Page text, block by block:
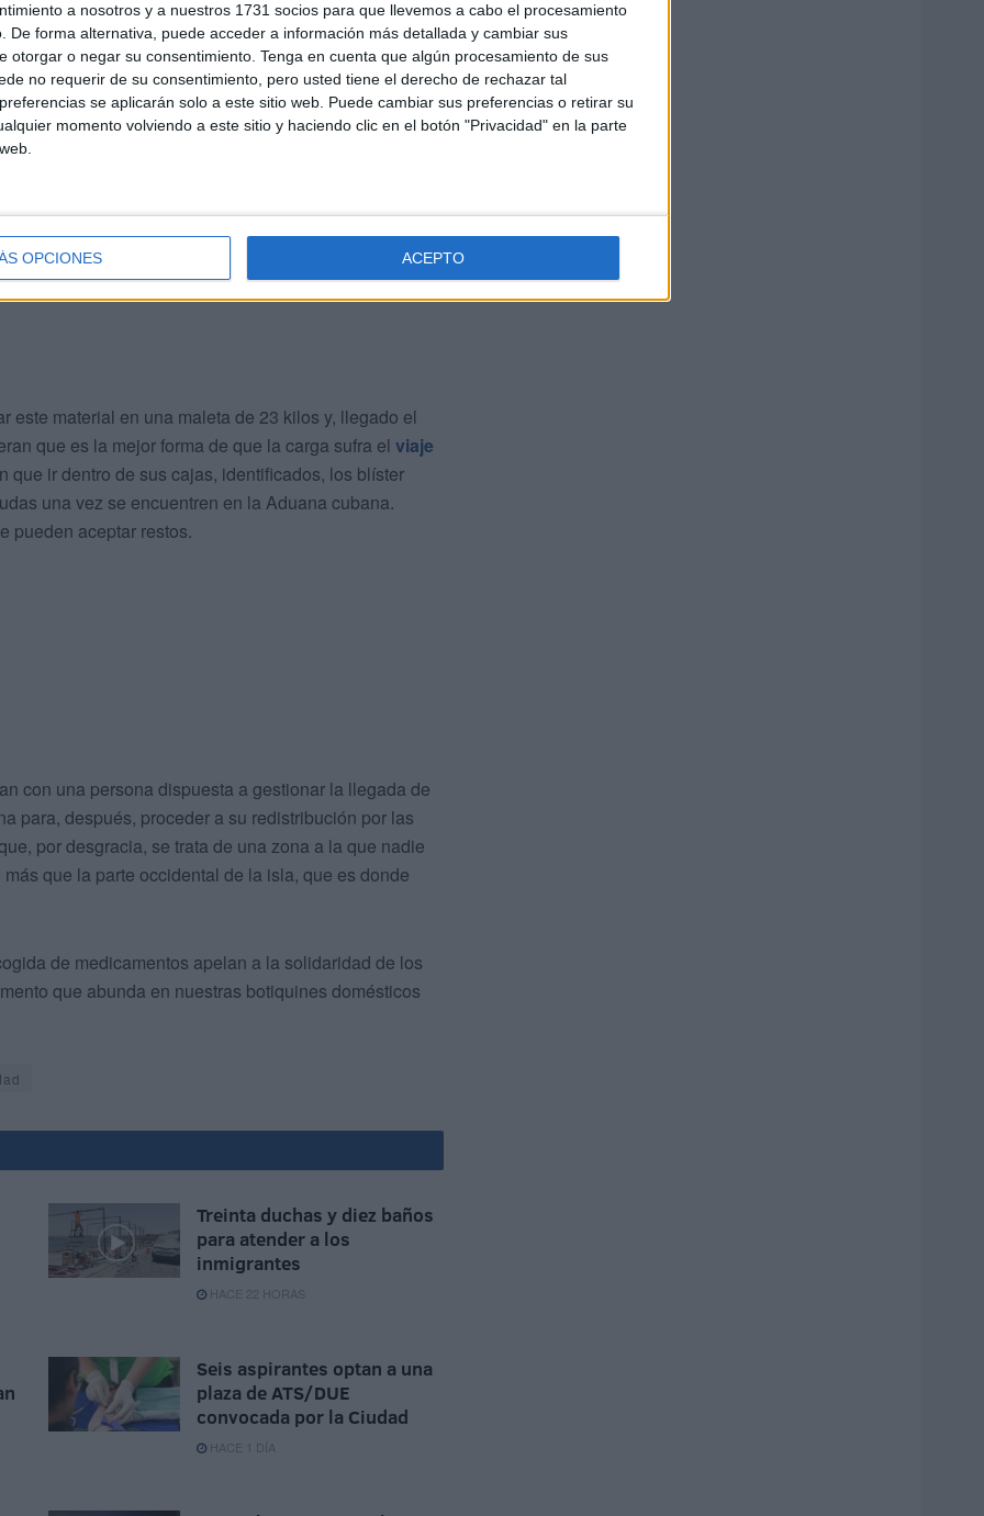
a nosotros y a nuestros 1731 socios para que llevemos a cabo el procesamiento
De forma alternativa, puede acceder a información más detallada y cambiar sus
otorgar o negar su consentimiento. Tenga en cuenta que algún procesamiento de sus
no requerir de su consentimiento, pero usted tiene el derecho de rechazar tal
se aplicarán solo a este sitio web. Puede cambiar sus preferencias o retirar su
momento volviendo a este sitio y haciendo clic en el botón "Privacidad" en la parte
OPCIONES ACEPTO
Al lado del edificio de los sindicatos
este material en una maleta de 23 kilos y, llegado el
que es la mejor forma de que la carga sufra el viaje
ir dentro de sus cajas, identificados, los blíster
una vez se encuentren en la Aduana cubana.
pueden aceptar restos.
con una persona dispuesta a gestionar la llegada de
para, después, proceder a su redistribución por las
por desgracia, se trata de una zona a la que nadie
que la parte occidental de la isla, que es donde
de medicamentos apelan a la solidaridad de los
que abunda en nuestras botiquines domésticos
Treinta duchas y diez baños
para atender a los
inmigrantes
HACE 22 HORAS
Seis aspirantes optan a una
plaza de ATS/DUE
convocada por la Ciudad
HACE 1 DÍA